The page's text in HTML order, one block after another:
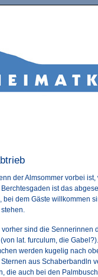
der Almsommer vorbei
ist das
bei dem Gäste willkommen
sind die Sennerinnen
lat. furculum, die
werden kugelig nach
aus Schaberbandln
die auch bei den